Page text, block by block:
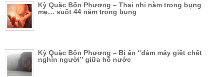
Kỳ Quặc Bốn Phương – Thai nhi nằm trong bụng
mẹ… suốt 44 năm trong bụng
Kỳ Quặc Bốn Phương – Bí ẩn “đám mây giết chết
nghìn người” giữa hồ nước